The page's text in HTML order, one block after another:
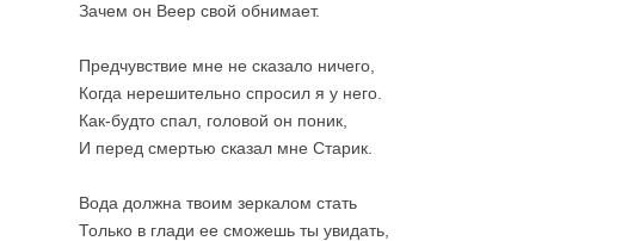
Зачем он Веер свой обнимает.
Предчувствие мне не сказало ничего,
Когда нерешительно спросил я у него.
Как-будто спал, головой он поник,
И перед смертью сказал мне Старик.
Вода должна твоим зеркалом стать
Только в глади ее сможешь ты увидать,